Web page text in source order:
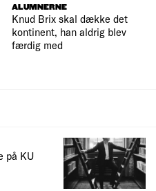
ALUMNERNE
Knud Brix skal dække det
kontinent, han aldrig blev
færdig med
på KU